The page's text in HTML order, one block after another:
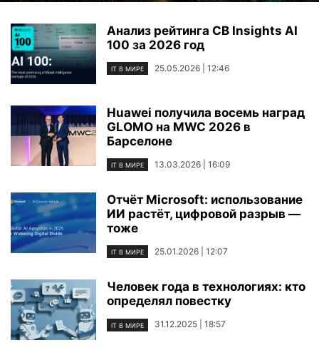
Анализ рейтинга CB Insights AI
100 за 2026 год
IT В МИРЕ 25.05.2026 | 12:46
Huawei получила восемь наград
GLOMO на MWC 2026 в
Барселоне
IT В МИРЕ 13.03.2026 | 16:09
Отчёт Microsoft: использование
ИИ растёт, цифровой разрыв —
тоже
IT В МИРЕ 25.01.2026 | 12:07
Человек года в технологиях: кто
определял повестку
IT В МИРЕ 31.12.2025 | 18:57